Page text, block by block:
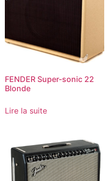
FENDER Super-sonic 22
Blonde
Lire la suite